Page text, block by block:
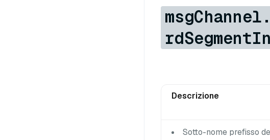
Descrizione
Sotto-nome prefisso